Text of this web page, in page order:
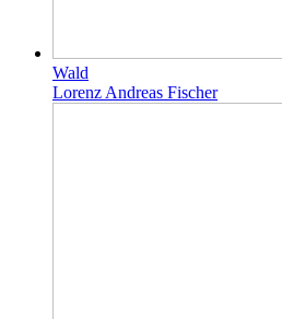
Wald
Lorenz Andreas Fischer